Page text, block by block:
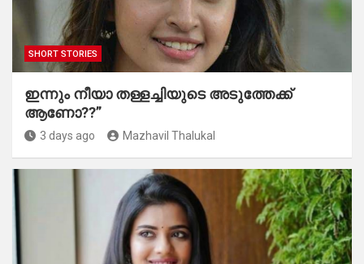
SHORT STORIES
ഇന്നും നീയാ തള്ളച്ചിയുടെ അടുത്തേക്ക്
ആണോ??”
3 days ago Mazhavil Thalukal